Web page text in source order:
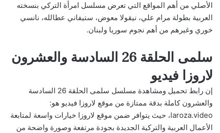
الأصلي من أهم المواقع التي تعرض مسلسل امرأة التركي بنسخته
العربية بطولة مرام علي، نيقولا معوض، ستيفاني عطالله، نانسي
خوري وغيرهم من أهم نجوم سوريا ولبنان.
سلمى الحلقة 26 السادسة والعشرون
لاروزا فيديو
إن رابط تحميل ومشاهدة مسلسل سلمى الحلقة 26 السادسة
والعشرون كاملة بدقة ممتازة من موقع لاروزا فيديو هو:
laroza.video، حيث يتوافر ضمن موقع لاروزا خيارات واسعة لمتابعة
الأعمال العربية والتركية الجديدة بجودة مرتفعة وصورة واضحة من